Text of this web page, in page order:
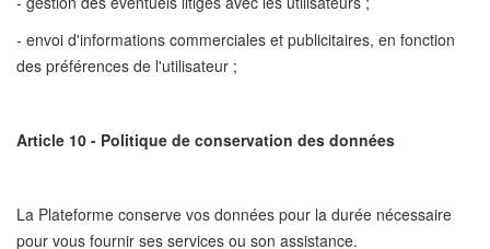
- envoi d'informations commerciales et publicitaires, en fonction
des préférences de l'utilisateur ;
Article 10 - Politique de conservation des données
La Plateforme conserve vos données pour la durée nécessaire
pour vous fournir ses services ou son assistance.